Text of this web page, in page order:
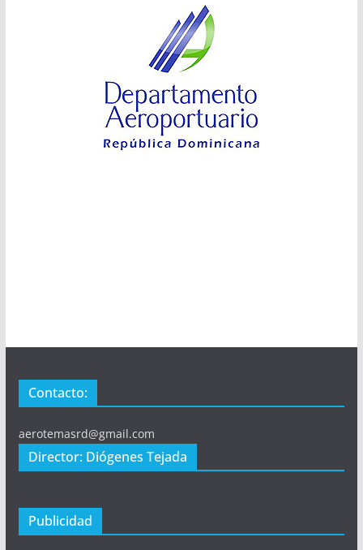
Contacto:
aerotemasrd@gmail.com
Director: Diógenes Tejada
Publicidad